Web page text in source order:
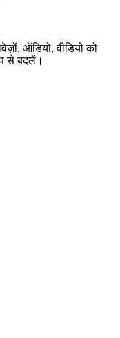
ऑडियो, वीडियो को
से बदलें।